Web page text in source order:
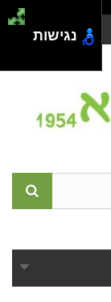
התחבר צור קשרנגישות